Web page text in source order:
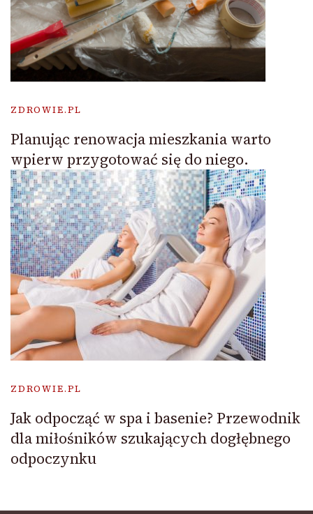
ZDROWIE.PL
Planując renowacja mieszkania warto
wpierw przygotować się do niego.
ZDROWIE.PL
Jak odpocząć w spa i basenie? Przewodnik
dla miłośników szukających dogłębnego
odpoczynku